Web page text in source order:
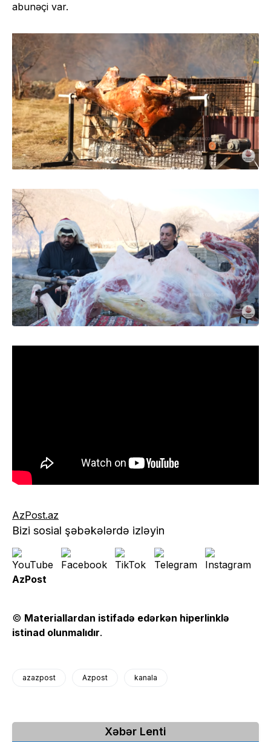
abunəçi var.
AzPost.az
Bizi sosial şəbəkələrdə izləyin
AzPost
© Materiallardan istifadə edərkən hiperlinklə
istinad olunmalıdır.
azazpost Azpost kanala
Xəbər Lenti